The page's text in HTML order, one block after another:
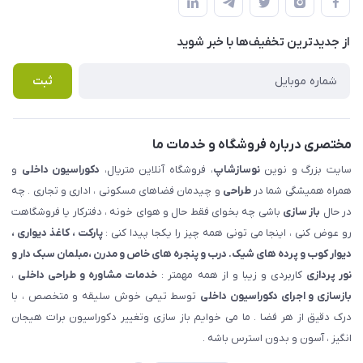
لیست محصولات
درباره ما
حریم خصوصی
راهنما
پرسش های متداول
از جدید‌ترین تخفیف‌ها با‌ خبر شوید
ثبت
مختصری درباره فروشگاه و خدمات ما
سایت بزرگ و نویننوسازشاپ، فروشگاه آنلاین متریال، دکوراسیون داخلی و
همراه همیشگی شما درطراحی و چیدمان فضاهای مسکونی ، اداری و تجاری . چه
در حال باز سازی باشی چه بخوای فقط حال و هوای خونه ، دفترکار یا فروشگاهت
رو عوض کنی ، اینجا می تونی همه چیز را یکجا پیدا کنی :پارکت ، کاغذ دیواری ،
دیوار کوب و پرده های شیک. درب و پنجره های خاص و مدرن ،مبلمان سبک دار و
نور پردازی کاربردی و زیبا و از همه مهمتر : خدمات مشاوره و طراحی داخلی ،
بازسازی و اجرای دکوراسیون داخلی توسط تیمی خوش سلیقه و متخصص ، با
درک دقیق از هر فضا . ما می خوایم باز سازی وتغییر دکوراسیون برات هیجان
انگیز ، آسون و بدون استرس باشه .